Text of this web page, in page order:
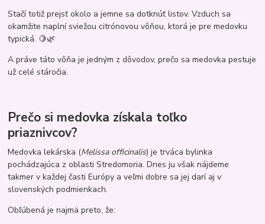
Stačí totiž prejsť okolo a jemne sa dotknúť listov. Vzduch sa
okamžite naplní sviežou citrónovou vôňou, ktorá je pre medovku
typická. 🍋🌿
A práve táto vôňa je jedným z dôvodov, prečo sa medovka pestuje
už celé stáročia.
Prečo si medovka získala toľko
priaznivcov?
Medovka lekárska (Melissa officinalis) je trváca bylinka
pochádzajúca z oblasti Stredomoria. Dnes ju však nájdeme
takmer v každej časti Európy a veľmi dobre sa jej darí aj v
slovenských podmienkach.
Obľúbená je najmä preto, že: